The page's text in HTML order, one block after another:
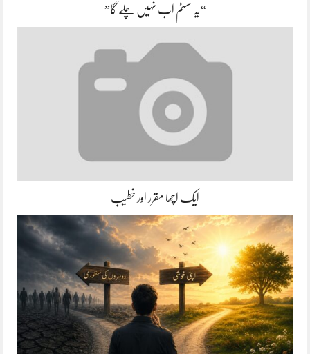
“یہ سسٹم اب نہیں چلے گا”
ایک اچھا مقرر اور خطیب